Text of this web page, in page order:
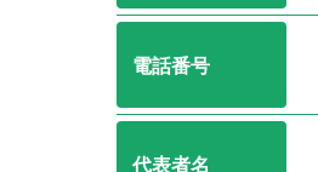
電話番号
代表者名